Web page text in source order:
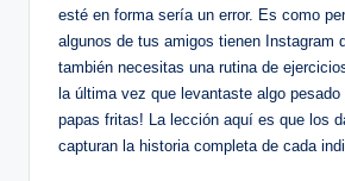
esté en forma sería un error. Es como
algunos de tus amigos tienen Instagram
también necesitas una rutina de
la última vez que levantaste algo
papas fritas! La lección aquí es que los
capturan la historia completa de cada